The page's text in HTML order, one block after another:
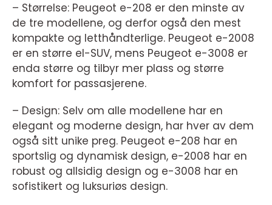
– Størrelse: Peugeot e-208 er den minste av
de tre modellene, og derfor også den mest
kompakte og letthåndterlige. Peugeot e-2008
er en større el-SUV, mens Peugeot e-3008 er
enda større og tilbyr mer plass og større
komfort for passasjerene.
– Design: Selv om alle modellene har en
elegant og moderne design, har hver av dem
også sitt unike preg. Peugeot e-208 har en
sportslig og dynamisk design, e-2008 har en
robust og allsidig design og e-3008 har en
sofistikert og luksuriøs design.